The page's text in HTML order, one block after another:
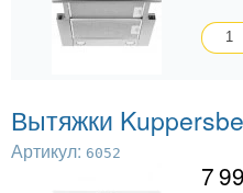
Вытяжки
Артикул: 6052
7